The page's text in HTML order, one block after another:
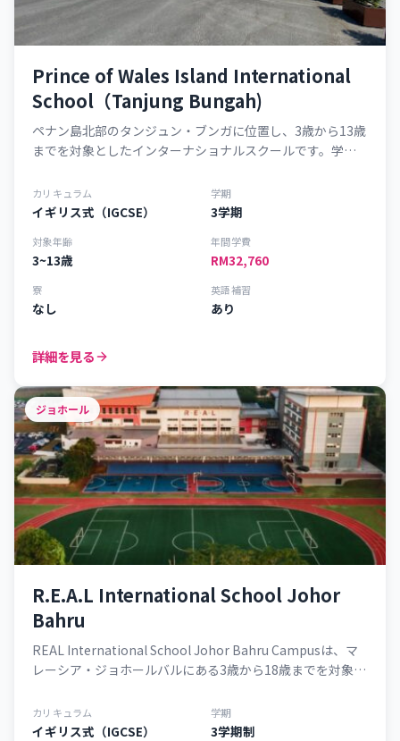
Prince of Wales Island International
School（Tanjung Bungah)
ペナン島北部のタンジュン・ブンガに位置し、3歳から13歳
までを対象としたインターナショナルスクールです。学業
て、生徒一人ひとりの創造性や主体性、国際的な視野を育
む教育を提供しています。
カリキュラム
イギリス式（IGCSE）
学期
3学期
対象年齢
3~13歳
年間学費
RM32,760
寮
なし
英語補習
あり
詳細を見る
ジョホール
R.E.A.L International School Johor
Bahru
REAL International School Johor Bahru Campusは、マ
レーシア・ジョホールバルにある3歳から18歳までを対象と
ム（Cambridge International Curriculum）を採用し、
IGCSEまで一貫した教育を提供しています。学力だけでな
カリキュラム
イギリス式（IGCSE）
学期
3学期制